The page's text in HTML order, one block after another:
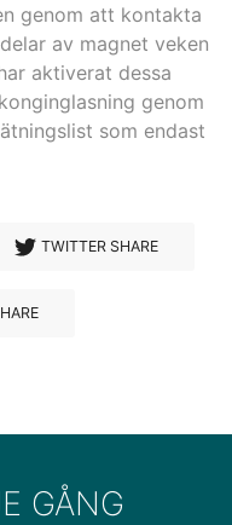
genom att kontakta
av magnet veken
aktiverat dessa
genom
som endast
TWITTER SHARE
GÅNG